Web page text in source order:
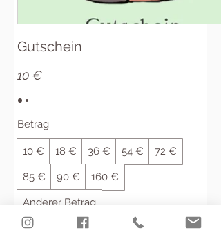
Gutschein
10 €
Betrag
10 € 18 € 36 € 54 € 72 €
85 € 90 € 160 €
Anderer Betrag